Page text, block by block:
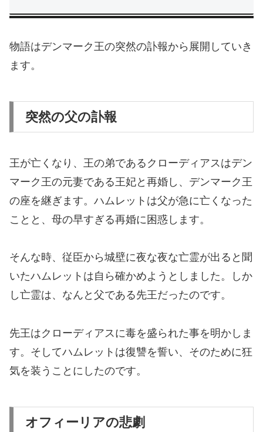
物語はデンマーク王の突然の訃報から展開していき
ます。
突然の父の訃報
王が亡くなり、王の弟であるクローディアスはデン
マーク王の元妻である王妃と再婚し、デンマーク王
の座を継ぎます。ハムレットは父が急に亡くなった
ことと、母の早すぎる再婚に困惑します。
そんな時、従臣から城壁に夜な夜な亡霊が出ると聞
いたハムレットは自ら確かめようとしました。しか
し亡霊は、なんと父である先王だったのです。
先王はクローディアスに毒を盛られた事を明かしま
す。そしてハムレットは復讐を誓い、そのために狂
気を装うことにしたのです。
オフィーリアの悲劇